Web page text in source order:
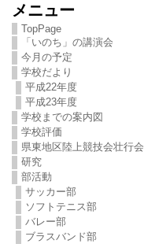
メニュー
TopPage
「いのち」の講演会
今月の予定
学校だより
平成22年度
平成23年度
学校までの案内図
学校評価
県東地区陸上競技会壮行会
研究
部活動
サッカー部
ソフトテニス部
バレー部
ブラスバンド部